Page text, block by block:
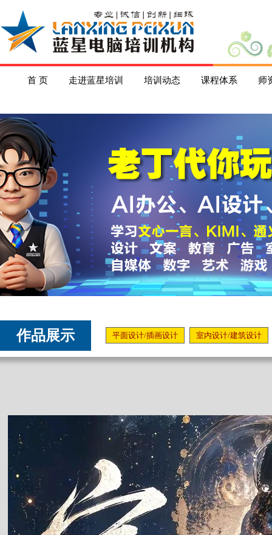
首 页 走进蓝星培训 培训动态 课程体系 师
作品展示 平面设计/插画设计 室内设计/建筑设计